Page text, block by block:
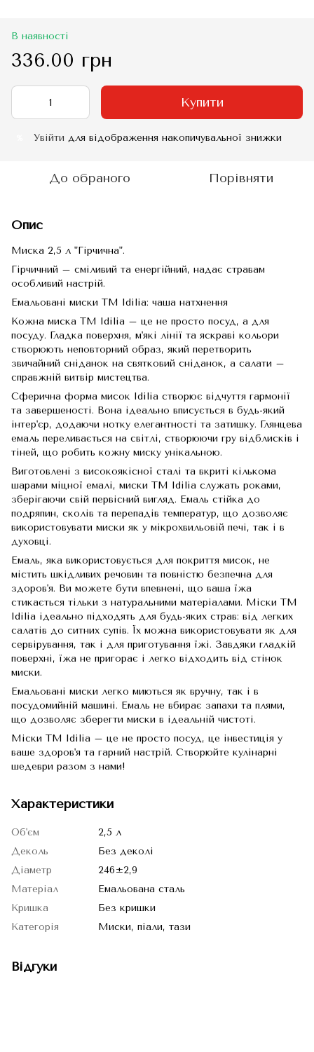
В наявності
336.00 грн
Купити
Увійти для відображення накопичувальної знижки
До обраного Порівняти
Опис
Миска 2,5 л "Гірчична".
Гірчичний – сміливий та енергійний, надає стравам
особливий настрій.
Емальовані миски TM Idilia: чаша натхнення
Кожна миска TM Idilia – це не просто посуд, а для
посуду. Гладка поверхня, м'які лінії та яскраві кольори
створюють неповторний образ, який перетворить
звичайний сніданок на святковий сніданок, а салати –
справжній витвір мистецтва.
Сферична форма мисок Idilia створює відчуття гармонії
та завершеності. Вона ідеально вписується в будь-який
інтер'єр, додаючи нотку елегантності та затишку. Глянцева
емаль переливається на світлі, створюючи гру відблисків і
тіней, що робить кожну миску унікальною.
Виготовлені з високоякісної сталі та вкриті кількома
шарами міцної емалі, миски TM Idilia служать роками,
зберігаючи свій первісний вигляд. Емаль стійка до
подряпин, сколів та перепадів температур, що дозволяє
використовувати миски як у мікрохвильовій печі, так і в
духовці.
Емаль, яка використовується для покриття мисок, не
містить шкідливих речовин та повністю безпечна для
здоров'я. Ви можете бути впевнені, що ваша їжа
стикається тільки з натуральними матеріалами. Міски TM
Idilia ідеально підходять для будь-яких страв: від легких
салатів до ситних супів. Їх можна використовувати як для
сервірування, так і для приготування їжі. Завдяки гладкій
поверхні, їжа не пригорає і легко відходить від стінок
миски.
Емальовані миски легко миються як вручну, так і в
посудомийній машині. Емаль не вбирає запахи та плями,
що дозволяє зберегти миски в ідеальній чистоті.
Міски TM Idilia – це не просто посуд, це інвестиція у
ваше здоров'я та гарний настрій. Створюйте кулінарні
шедеври разом з нами!
Характеристики
Об'єм
2,5 л
Деколь
Без деколі
Діаметр
246±2,9
Матеріал
Емальована сталь
Кришка
Без кришки
Категорія
Миски, піали, тази
Відгуки